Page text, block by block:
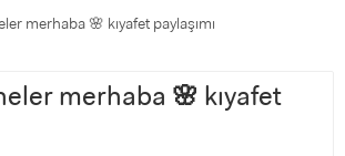
merhaba 🌸 kıyafet paylaşımı
merhaba 🌸 kıyafet